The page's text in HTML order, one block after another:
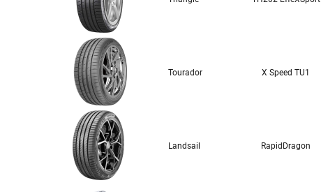
Tourador X Speed TU1
Landsail RapidDragon